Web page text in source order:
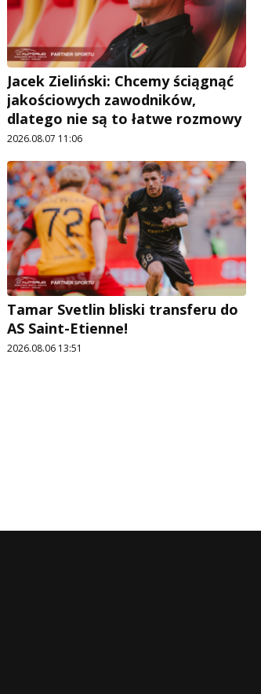
Jacek Zieliński: Chcemy ściągnąć
jakościowych zawodników,
dlatego nie są to łatwe rozmowy
2026.08.07 11:06
Tamar Svetlin bliski transferu do
AS Saint-Etienne!
2026.08.06 13:51